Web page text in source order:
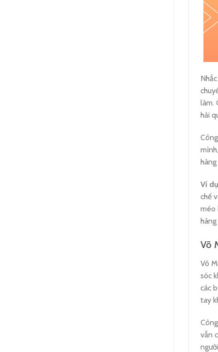
làm.
hải
Ví
chế
méo
Võ
Võ
sóc
các
tay
vẫn